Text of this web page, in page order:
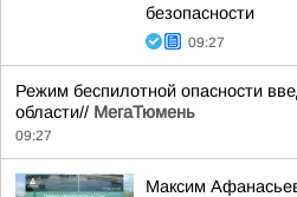
безопасности
09:27
Режим беспилотной опасности
области// МегаТюмень
09:27
Максим